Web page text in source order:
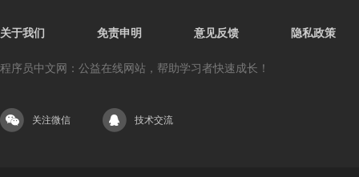
关于我们 免责申明 意见反馈 隐私政策
程序员中文网：公益在线网站，帮助学习者快速成长！
关注微信 技术交流